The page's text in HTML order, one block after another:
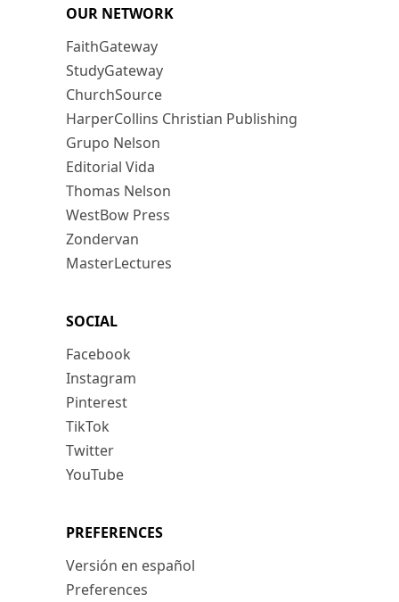
OUR NETWORK
FaithGateway
StudyGateway
ChurchSource
HarperCollins Christian Publishing
Grupo Nelson
Editorial Vida
Thomas Nelson
WestBow Press
Zondervan
MasterLectures
SOCIAL
Facebook
Instagram
Pinterest
TikTok
Twitter
YouTube
PREFERENCES
Versión en español
Preferences